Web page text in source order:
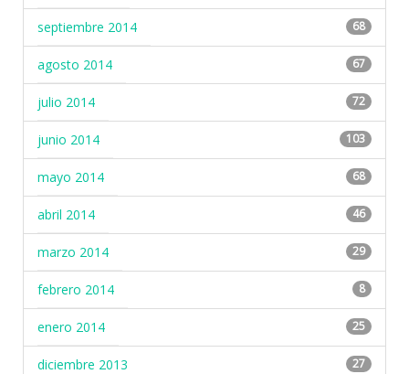
septiembre 2014 68
agosto 2014 67
julio 2014 72
junio 2014 103
mayo 2014 68
abril 2014 46
marzo 2014 29
febrero 2014 8
enero 2014 25
diciembre 2013 27